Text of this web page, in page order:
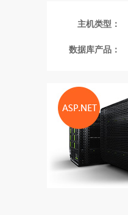
主机类型：
数据库产品：